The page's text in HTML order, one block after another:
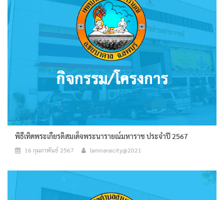
พิธีเทิดพระเกียรติสมเด็จพระนารายณ์มหาราช ประจำปี 2567
16 กุมภาพันธ์ 2567 lamnaraicity@2021